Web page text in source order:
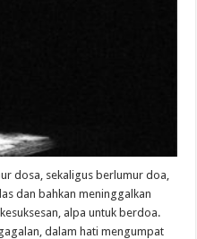
dosa, sekaligus berlumur doa,
dan bahkan meninggalkan
alpa untuk berdoa.
dalam hati mengumpat